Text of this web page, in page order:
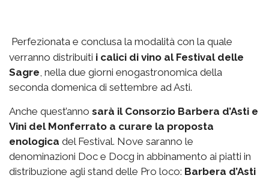
Perfezionata e conclusa la modalità con la quale
verranno distribuiti i calici di vino al Festival delle
Sagre, nella due giorni enogastronomica della
seconda domenica di settembre ad Asti.
Anche quest’anno sarà il Consorzio Barbera d’Asti e
Vini del Monferrato a curare la proposta
enologica del Festival. Nove saranno le
denominazioni Doc e Docg in abbinamento ai piatti in
distribuzione agli stand delle Pro loco: Barbera d’Asti